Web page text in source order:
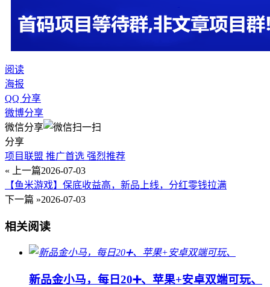
阅读
海报
QQ 分享
微博分享
微信分享
分享
项目联盟 推广首选 强烈推荐
« 上一篇2026-07-03
【鱼米游戏】保底收益高，新品上线，分红零钱拉满
下一篇 »2026-07-03
相关阅读
新品金小马，每日20➕、苹果+安卓双端可玩、